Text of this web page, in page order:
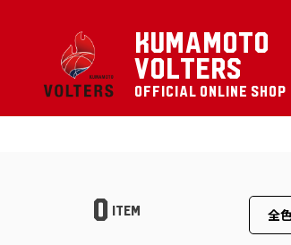
KUMAMOTO
VOLTERS
OFFICIAL ONLINE SHOP
0 ITEM 全